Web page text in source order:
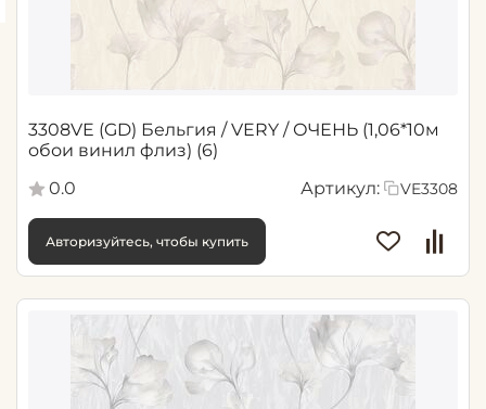
3308VE (GD) Бельгия / VERY / ОЧЕНЬ (1,06*10м
обои винил флиз) (6)
0.0
Артикул: VE3308
Авторизуйтесь, чтобы купить